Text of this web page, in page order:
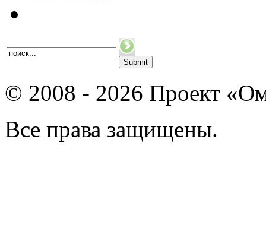
© 2008 - 2026 Проект
Все права защищены.